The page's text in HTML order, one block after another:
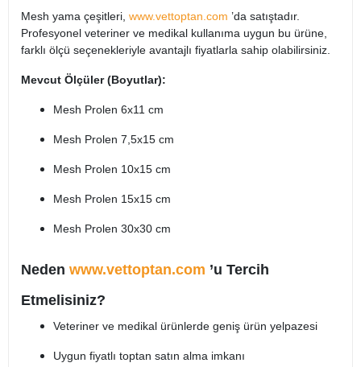
Mesh yama çeşitleri, www.vettoptan.com ’da satıştadır.
Profesyonel veteriner ve medikal kullanıma uygun bu ürüne,
farklı ölçü seçenekleriyle avantajlı fiyatlarla sahip olabilirsiniz.
Mevcut Ölçüler (Boyutlar):
Mesh Prolen 6x11 cm
Mesh Prolen 7,5x15 cm
Mesh Prolen 10x15 cm
Mesh Prolen 15x15 cm
Mesh Prolen 30x30 cm
Neden www.vettoptan.com ’u Tercih
Etmelisiniz?
Veteriner ve medikal ürünlerde geniş ürün yelpazesi
Uygun fiyatlı toptan satın alma imkanı